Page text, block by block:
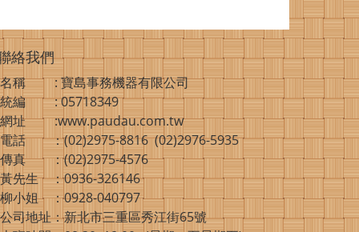
絡我們
稱 : 寶島事務機器有限公司
編 : 05718349
址 :www.paudau.com.tw
話 ：(02)2975-8816 (02)2976-5935
真 ：(02)2975-4576
先生 ：0936-326146
小姐 ：0928-040797
司地址：新北市三重區秀江街65號